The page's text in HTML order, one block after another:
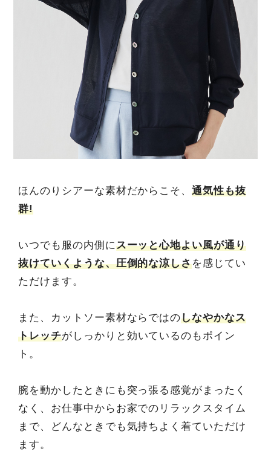
ほんのりシアーな素材だからこそ、通気性も抜
群!
いつでも服の内側にスーッと心地よい風が通り
抜けていくような、圧倒的な涼しさを感じてい
ただけます。
また、カットソー素材ならではのしなやかなス
トレッチがしっかりと効いているのもポイン
ト。
腕を動かしたときにも突っ張る感覚がまったく
なく、お仕事中からお家でのリラックスタイム
まで、どんなときでも気持ちよく着ていただけ
ます。